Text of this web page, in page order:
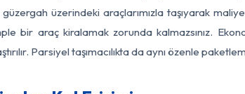
üzerindeki araçlarımızla taşıyarak
bir araç kiralamak zorunda kalmazsınız.
Parsiyel taşımacılıkta da aynı özenle